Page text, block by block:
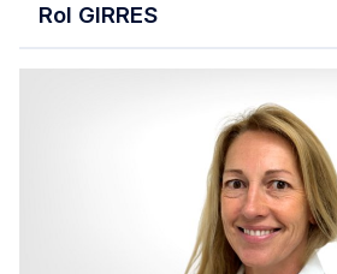
Rol GIRRES